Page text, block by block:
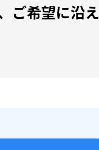
ご希望に沿え